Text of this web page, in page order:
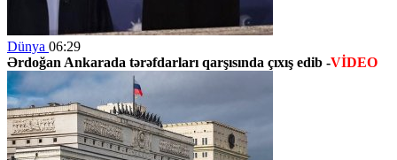
Dünya 06:29
Ərdoğan Ankarada tərəfdarları qarşısında çıxış edib -VİDEO